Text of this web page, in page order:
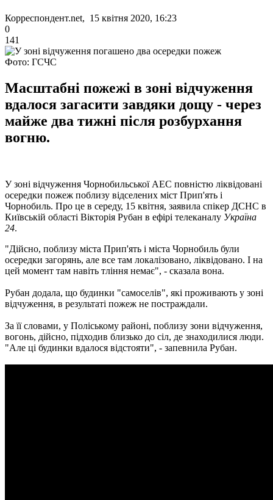
Корреспондент.net, 15 квітня 2020, 16:23
0
141
Фото: ГСЧС
Масштабні пожежі в зоні відчуження
вдалося загасити завдяки дощу - через
майже два тижні після розбурхання
вогню.
У зоні відчуження Чорнобильської АЕС повністю ліквідовані
осередки пожеж поблизу відселених міст Прип'ять і
Чорнобиль. Про це в середу, 15 квітня, заявила спікер ДСНС в
Київській області Вікторія Рубан в ефірі телеканалу Україна
24.
"Дійсно, поблизу міста Прип'ять і міста Чорнобиль були
осередки загорянь, але все там локалізовано, ліквідовано. І на
цей момент там навіть тління немає", - сказала вона.
Рубан додала, що будинки "самоселів", які проживають у зоні
відчуження, в результаті пожеж не постраждали.
За її словами, у Поліському районі, поблизу зони відчуження,
вогонь, дійсно, підходив близько до сіл, де знаходилися люди.
"Але ці будинки вдалося відстояти", - запевнила Рубан.